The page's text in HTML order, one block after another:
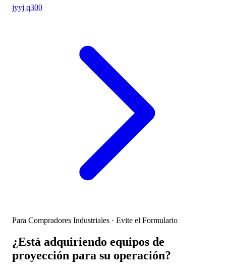
jyyj q300
Para Compradores Industriales · Evite el Formulario
¿Está adquiriendo equipos de
proyección para su operación?